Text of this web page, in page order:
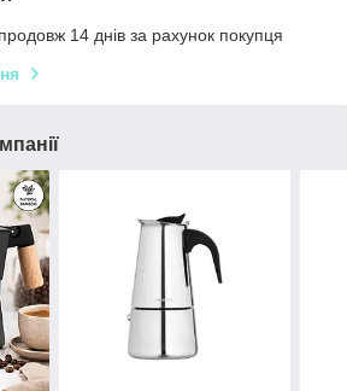
14 днів за рахунок покупця